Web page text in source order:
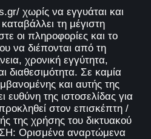
χωρίς να εγγυάται και
τη μέγιστη
οι πληροφορίες και το
να διέπονται από τη
χρονική εγγύτητα,
διαθεσιμότητα. Σε καμία
και αυτής της
ευθύνη της ιστοσελίδας για
στον επισκέπτη /
της χρήσης του δικτυακού
Ορισμένα αναρτώμενα